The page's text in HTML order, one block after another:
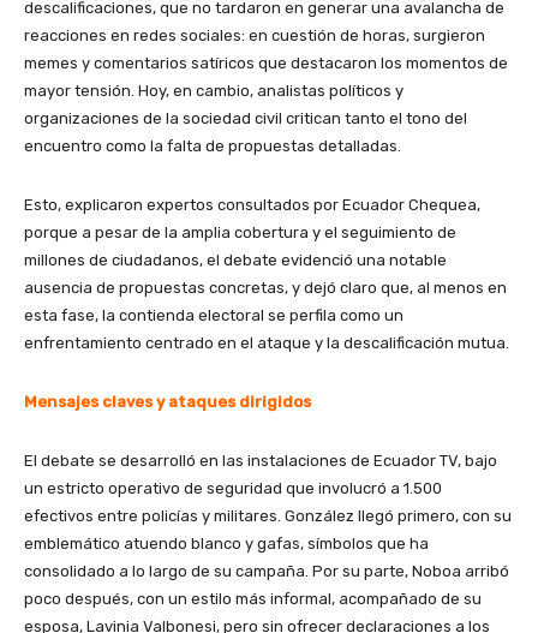
descalificaciones, que no tardaron en generar una avalancha de
reacciones en redes sociales: en cuestión de horas, surgieron
memes y comentarios satíricos que destacaron los momentos de
mayor tensión. Hoy, en cambio, analistas políticos y
organizaciones de la sociedad civil critican tanto el tono del
encuentro como la falta de propuestas detalladas.
Esto, explicaron expertos consultados por Ecuador Chequea,
porque a pesar de la amplia cobertura y el seguimiento de
millones de ciudadanos, el debate evidenció una notable
ausencia de propuestas concretas, y dejó claro que, al menos en
esta fase, la contienda electoral se perfila como un
enfrentamiento centrado en el ataque y la descalificación mutua.
Mensajes claves y ataques dirigidos
El debate se desarrolló en las instalaciones de Ecuador TV, bajo
un estricto operativo de seguridad que involucró a 1.500
efectivos entre policías y militares. González llegó primero, con su
emblemático atuendo blanco y gafas, símbolos que ha
consolidado a lo largo de su campaña. Por su parte, Noboa arribó
poco después, con un estilo más informal, acompañado de su
esposa, Lavinia Valbonesi, pero sin ofrecer declaraciones a los